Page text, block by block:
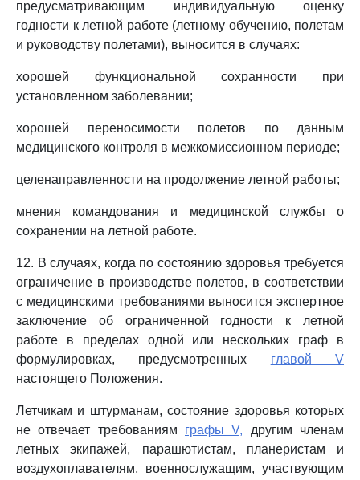
предусматривающим индивидуальную оценку
годности к летной работе (летному обучению, полетам
и руководству полетами), выносится в случаях:
хорошей функциональной сохранности при
установленном заболевании;
хорошей переносимости полетов по данным
медицинского контроля в межкомиссионном периоде;
целенаправленности на продолжение летной работы;
мнения командования и медицинской службы о
сохранении на летной работе.
12. В случаях, когда по состоянию здоровья требуется
ограничение в производстве полетов, в соответствии
с медицинскими требованиями выносится экспертное
заключение об ограниченной годности к летной
работе в пределах одной или нескольких граф в
формулировках, предусмотренных главой V
настоящего Положения.
Летчикам и штурманам, состояние здоровья которых
не отвечает требованиям графы V, другим членам
летных экипажей, парашютистам, планеристам и
воздухоплавателям, военнослужащим, участвующим